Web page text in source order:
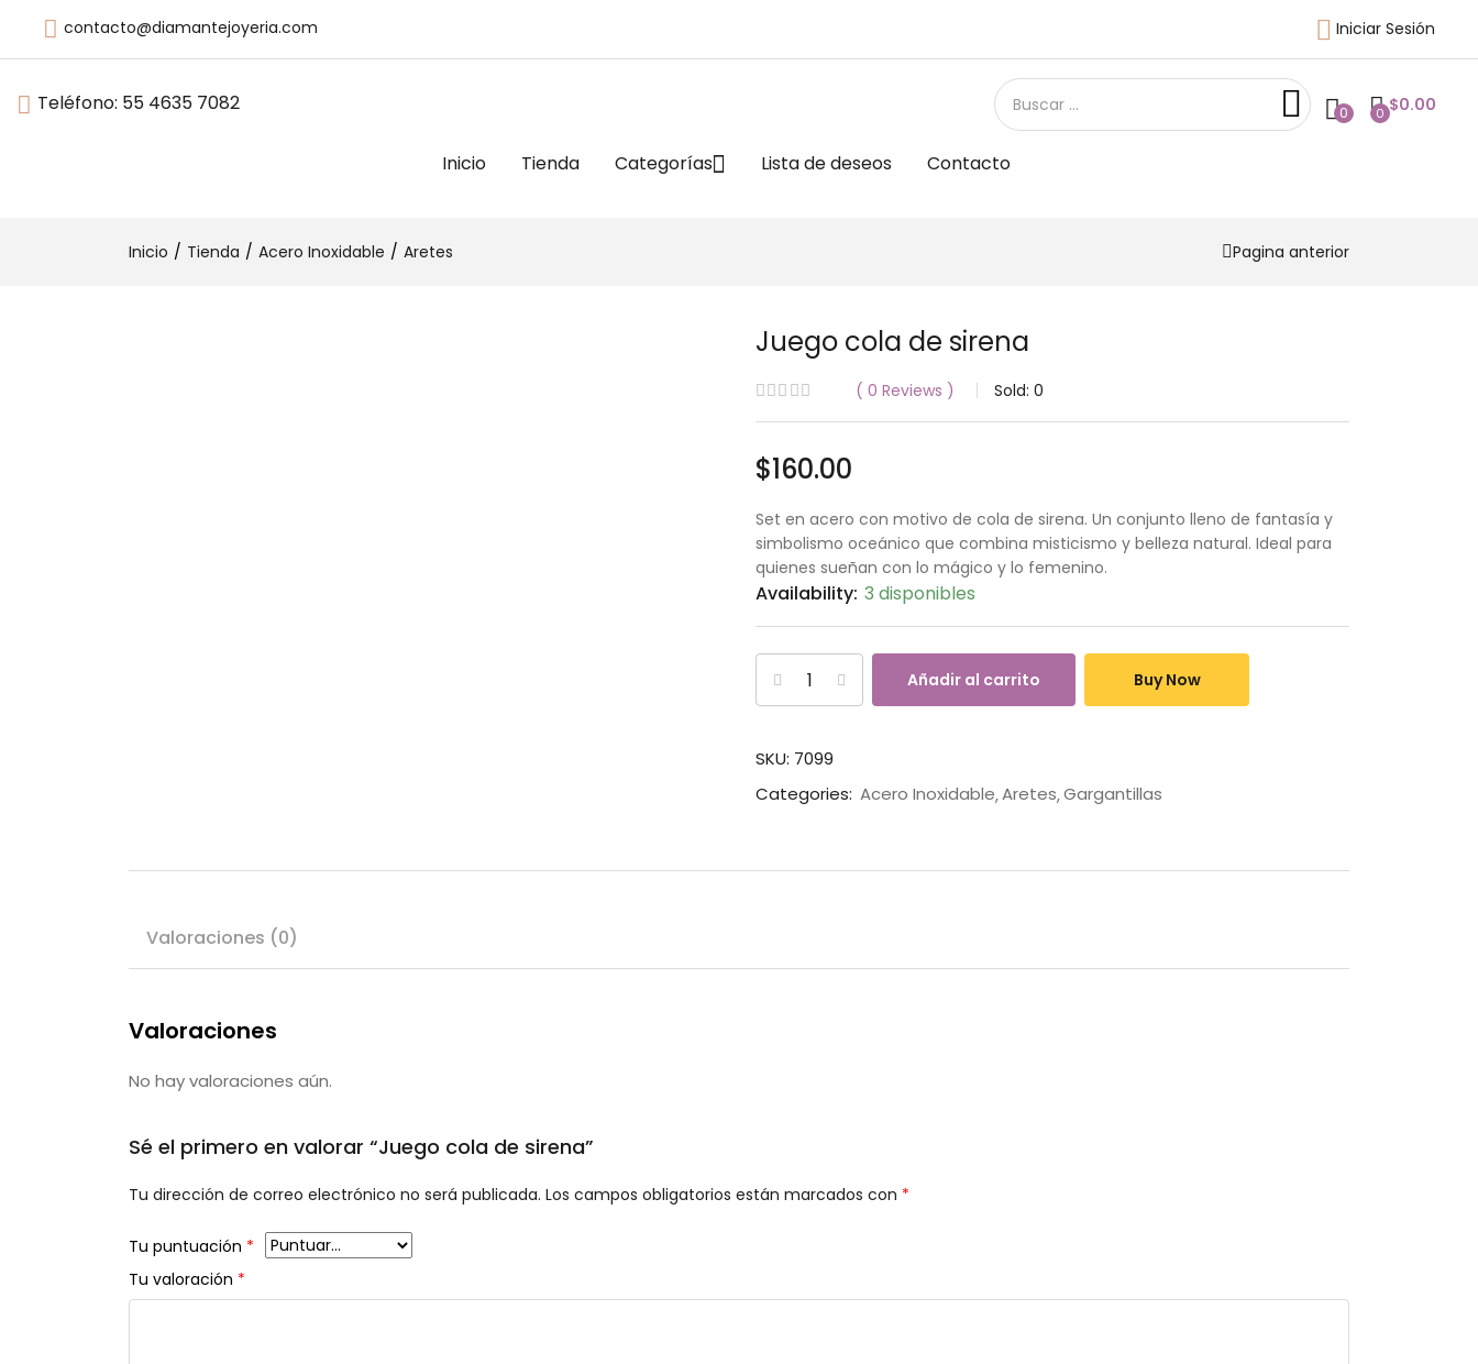
contacto@diamantejoyeria.com Iniciar Sesión
Teléfono: 55 4635 7082 0 0 $0.00
Inicio Tienda Categorías Lista de deseos Contacto
Inicio Tienda Acero Inoxidable Aretes Pagina anterior
Juego cola de sirena
0 Reviews Sold: 0
$160.00
Set en acero con motivo de cola de sirena. Un conjunto lleno de fantasía y
simbolismo oceánico que combina misticismo y belleza natural. Ideal para
quienes sueñan con lo mágico y lo femenino.
Availability: 3 disponibles
Añadir al carrito Buy Now
SKU: 7099
Categories: Acero Inoxidable Aretes Gargantillas
Valoraciones (0)
Valoraciones
No hay valoraciones aún.
Sé el primero en valorar “Juego cola de sirena”
Tu dirección de correo electrónico no será publicada. Los campos obligatorios están marcados con *
Tu puntuación *
Tu valoración *